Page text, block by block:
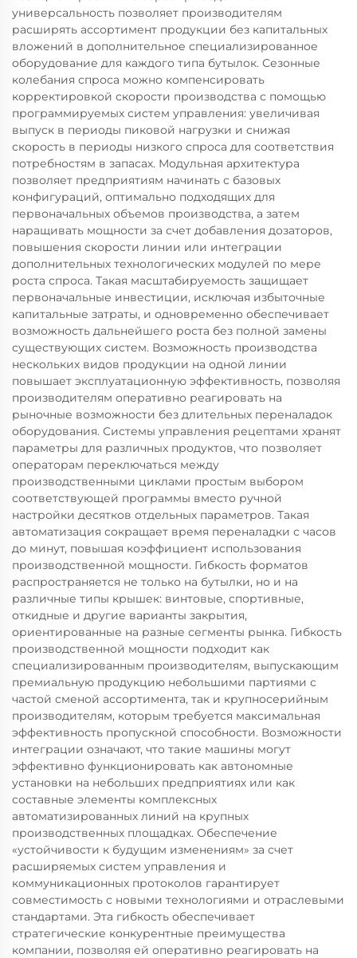
универсальность позволяет производителям
расширять ассортимент продукции без капитальных
вложений в дополнительное специализированное
оборудование для каждого типа бутылок. Сезонные
колебания спроса можно компенсировать
корректировкой скорости производства с помощью
программируемых систем управления: увеличивая
выпуск в периоды пиковой нагрузки и снижая
скорость в периоды низкого спроса для соответствия
потребностям в запасах. Модульная архитектура
позволяет предприятиям начинать с базовых
конфигураций, оптимально подходящих для
первоначальных объемов производства, а затем
наращивать мощности за счет добавления дозаторов,
повышения скорости линии или интеграции
дополнительных технологических модулей по мере
роста спроса. Такая масштабируемость защищает
первоначальные инвестиции, исключая избыточные
капитальные затраты, и одновременно обеспечивает
возможность дальнейшего роста без полной замены
существующих систем. Возможность производства
нескольких видов продукции на одной линии
повышает эксплуатационную эффективность, позволяя
производителям оперативно реагировать на
рыночные возможности без длительных переналадок
оборудования. Системы управления рецептами хранят
параметры для различных продуктов, что позволяет
операторам переключаться между
производственными циклами простым выбором
соответствующей программы вместо ручной
настройки десятков отдельных параметров. Такая
автоматизация сокращает время переналадки с часов
до минут, повышая коэффициент использования
производственной мощности. Гибкость форматов
распространяется не только на бутылки, но и на
различные типы крышек: винтовые, спортивные,
откидные и другие варианты закрытия,
ориентированные на разные сегменты рынка. Гибкость
производственной мощности подходит как
специализированным производителям, выпускающим
премиальную продукцию небольшими партиями с
частой сменой ассортимента, так и крупносерийным
производителям, которым требуется максимальная
эффективность пропускной способности. Возможности
интеграции означают, что такие машины могут
эффективно функционировать как автономные
установки на небольших предприятиях или как
составные элементы комплексных
автоматизированных линий на крупных
производственных площадках. Обеспечение
«устойчивости к будущим изменениям» за счет
расширяемых систем управления и
коммуникационных протоколов гарантирует
совместимость с новыми технологиями и отраслевыми
стандартами. Эта гибкость обеспечивает
стратегические конкурентные преимущества
компании, позволяя ей оперативно реагировать на